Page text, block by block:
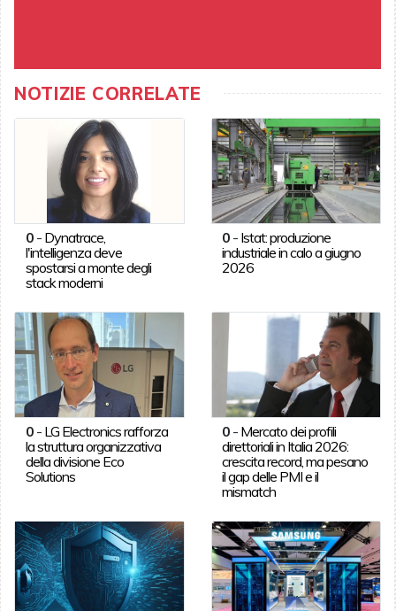
NOTIZIE CORRELATE
0- Dynatrace,
l'intelligenza deve
spostarsi a monte degli
stack moderni
0 - Istat: produzione
industriale in calo a giugno
2026
0- LG Electronics rafforza
la struttura organizzativa
della divisione Eco
Solutions
0 - Mercato dei profili
direttoriali in Italia 2026:
crescita record, ma pesano
il gap delle PMI e il
mismatch